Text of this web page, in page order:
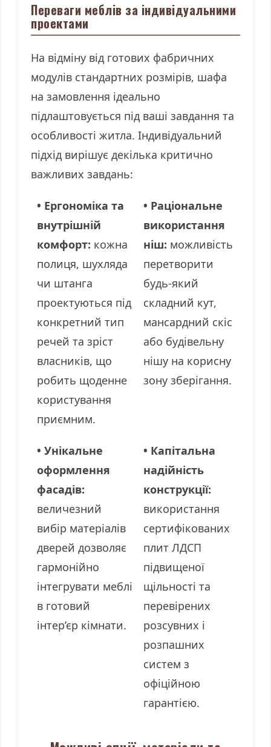
Переваги меблів за індивідуальними
проектами
На відміну від готових фабричних
модулів стандартних розмірів, шафа
на замовлення ідеально
підлаштовується під ваші завдання та
особливості житла. Індивідуальний
підхід вирішує декілька критично
важливих завдань:
• Ергономіка та
внутрішній
комфорт: кожна
полиця, шухляда
чи штанга
проектуються під
конкретний тип
речей та зріст
власників, що
робить щоденне
користування
приємним.
• Раціональне
використання
ніш: можливість
перетворити
будь-який
складний кут,
мансардний скіс
або будівельну
нішу на корисну
зону зберігання.
• Унікальне
оформлення
фасадів:
величезний
вибір матеріалів
дверей дозволяє
гармонійно
інтегрувати меблі
в готовий
інтер’єр кімнати.
• Капітальна
надійність
конструкції:
використання
сертифікованих
плит ЛДСП
підвищеної
щільності та
перевірених
розсувних і
розпашних
систем з
офіційною
гарантією.